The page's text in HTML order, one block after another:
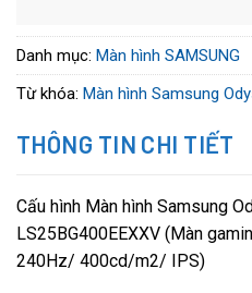
Danh mục: Màn hình SAMSUNG
Từ khóa: Màn hình Samsung
THÔNG TIN CHI TIẾT
Cấu hình Màn hình Samsung
LS25BG400EEXXV (Màn
240Hz/ 400cd/m2/ IPS)